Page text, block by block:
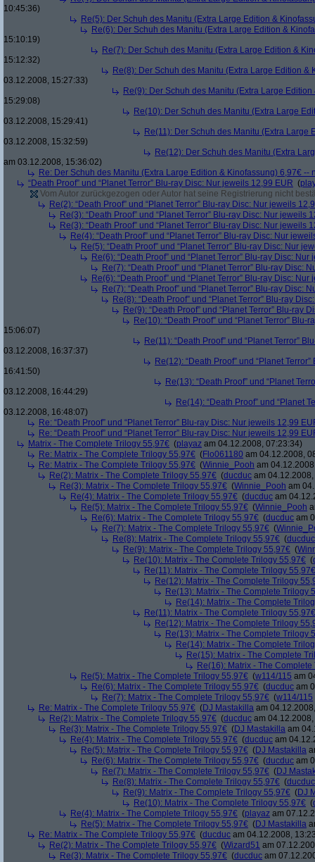
10:45:36)
Re(5): Der Schuh des Manitu (Extra Large Edition &
Re(6): Der Schuh des Manitu (Extra Large Edition &
15:10:19)
Re(7): Der Schuh des Manitu (Extra Large Edition &
15:12:32)
Re(8): Der Schuh des Manitu (Extra Large Edition &
03.12.2008, 15:27:33)
Re(9): Der Schuh des Manitu (Extra Large
15:29:08)
Re(10): Der Schuh des Manitu (Extra Large
03.12.2008, 15:29:41)
Re(11): Der Schuh des Manitu (Extra Large
03.12.2008, 15:32:59)
Re(12): Der Schuh des Manitu (Extra
am 03.12.2008, 15:36:02)
Re: Der Schuh des Manitu (Extra Large Edition & Kinofassung) 6,97€ --
“Death Proof” und “Planet Terror” Blu-ray Disc: Nur jeweils 12,99 EUR (
Vom Autor zurückgezogen oder Autor hat seine Registrierung nicht
Re(2): “Death Proof” und “Planet Terror” Blu-ray Disc: Nur jeweils
Re(3): “Death Proof” und “Planet Terror” Blu-ray Disc: Nur jeweils
Re(3): “Death Proof” und “Planet Terror” Blu-ray Disc: Nur jeweils
Re(4): “Death Proof” und “Planet Terror” Blu-ray Disc: Nur
Re(5): “Death Proof” und “Planet Terror” Blu-ray Disc: Nur
Re(6): “Death Proof” und “Planet Terror” Blu-ray Disc:
Re(7): “Death Proof” und “Planet Terror” Blu-ray Disc:
Re(6): “Death Proof” und “Planet Terror” Blu-ray Disc:
Re(7): “Death Proof” und “Planet Terror” Blu-ray Disc:
Re(8): “Death Proof” und “Planet Terror” Blu-ray
Re(9): “Death Proof” und “Planet Terror” Blu-ray
Re(10): “Death Proof” und “Planet Terror”
15:06:07)
Re(11): “Death Proof” und “Planet Terror”
03.12.2008, 16:37:37)
Re(12): “Death Proof” und “Planet
16:41:50)
Re(13): “Death Proof” und “Planet
03.12.2008, 16:44:29)
Re(14): “Death Proof” und “Planet
03.12.2008, 16:48:07)
Re: “Death Proof” und “Planet Terror” Blu-ray Disc: Nur jeweils 12,99
Re: “Death Proof” und “Planet Terror” Blu-ray Disc: Nur jeweils 12,99
Matrix - The Complete Trilogy 55,97€ (playaz am 04.12.2008, 07:23:34)
Re: Matrix - The Complete Trilogy 55,97€ (Flo061180 am 04.12.2008,
Re: Matrix - The Complete Trilogy 55,97€ (Winnie_Pooh am
Re(2): Matrix - The Complete Trilogy 55,97€ (ducduc am
Re(3): Matrix - The Complete Trilogy 55,97€ (Winnie_Pooh am
Re(4): Matrix - The Complete Trilogy 55,97€ (ducduc am
Re(5): Matrix - The Complete Trilogy 55,97€ (Winnie_Pooh
Re(6): Matrix - The Complete Trilogy 55,97€ (ducduc am
Re(7): Matrix - The Complete Trilogy 55,97€ (
Re(8): Matrix - The Complete Trilogy 55,97€ (ducduc
Re(9): Matrix - The Complete Trilogy 55,97€ (
Re(10): Matrix - The Complete Trilogy 55,97€ (
Re(11): Matrix - The Complete Trilogy 55,97€
Re(12): Matrix - The Complete Trilogy
Re(13): Matrix - The Complete Trilogy
Re(14): Matrix - The Complete
Re(11): Matrix - The Complete Trilogy 55,97€
Re(12): Matrix - The Complete Trilogy
Re(13): Matrix - The Complete Trilogy
Re(14): Matrix - The Complete
Re(15): Matrix - The Complete
Re(16): Matrix - The
Re(5): Matrix - The Complete Trilogy 55,97€ (w114/115 am
Re(6): Matrix - The Complete Trilogy 55,97€ (ducduc am
Re(7): Matrix - The Complete Trilogy 55,97€ (w114/115
Re: Matrix - The Complete Trilogy 55,97€ (DJ Mastakilla am
Re(2): Matrix - The Complete Trilogy 55,97€ (ducduc am
Re(3): Matrix - The Complete Trilogy 55,97€ (DJ Mastakilla am
Re(4): Matrix - The Complete Trilogy 55,97€ (ducduc am
Re(5): Matrix - The Complete Trilogy 55,97€ (DJ Mastakilla
Re(6): Matrix - The Complete Trilogy 55,97€ (ducduc am
Re(7): Matrix - The Complete Trilogy 55,97€ (DJ
Re(8): Matrix - The Complete Trilogy 55,97€ (ducduc
Re(9): Matrix - The Complete Trilogy 55,97€ (DJ
Re(10): Matrix - The Complete Trilogy 55,97€ (
Re(4): Matrix - The Complete Trilogy 55,97€ (playaz am
Re(5): Matrix - The Complete Trilogy 55,97€ (DJ Mastakilla
Re: Matrix - The Complete Trilogy 55,97€ (ducduc am 04.12.2008,
Re(2): Matrix - The Complete Trilogy 55,97€ (Wizard51 am
Re(3): Matrix - The Complete Trilogy 55,97€ (ducduc am